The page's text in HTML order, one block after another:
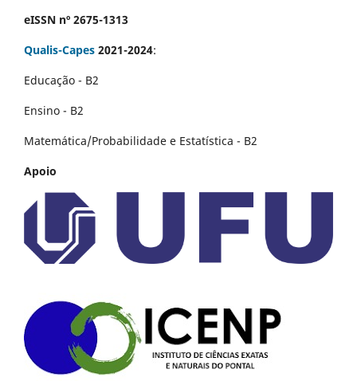
eISSN nº 2675-1313
Qualis-Capes 2021-2024:
Educação - B2
Ensino - B2
Matemática/Probabilidade e Estatística - B2
Apoio